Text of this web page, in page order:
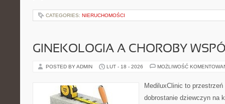
CATEGORIES: NIERUCHOMOŚCI
GINEKOLOGIA A CHOROBY
POSTED BY ADMIN LUT - 18 - 2026 MOŻLIWOŚĆ
MediluxClinic to
dobrostanie dziewczyn na